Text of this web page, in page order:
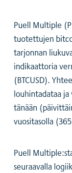
Puell Multiple
tuotettujen
tarjonnan
indikaattoria
(BTCUSD).
louhintadataa
tänään
vuositasolla
Puell
seuraavalla